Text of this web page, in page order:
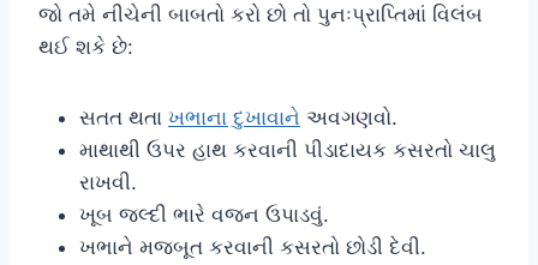
જો તમે નીચેની બાબતો કરો છો તો પુનઃપ્રાપ્તિમાં વિલંબ
થઈ શકે છે:
સતત થતા ખભાના દુખાવાને અવગણવો.
માથાથી ઉપર હાથ કરવાની પીડાદાયક કસરતો ચાલુ
રાખવી.
ખૂબ જલ્દી ભારે વજન ઉપાડવું.
ખભાને મજબૂત કરવાની કસરતો છોડી દેવી.